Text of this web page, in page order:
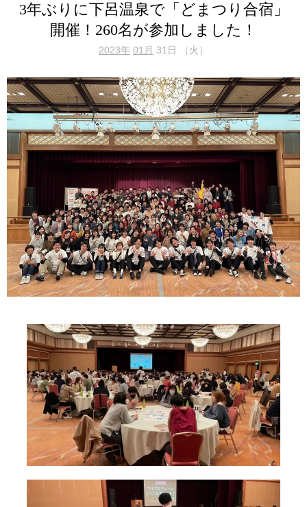
3年ぶりに下呂温泉で「どまつり合宿」
開催！260名が参加しました！
2023年 01月 31日 （火）